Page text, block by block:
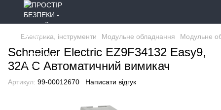
Електрика, інструменти Модульне обладнання Модульне
Schneider Electric EZ9F34132 Easy9,
32A C Автоматичний вимикач
Артикул: 99-00012670 Написати відгук